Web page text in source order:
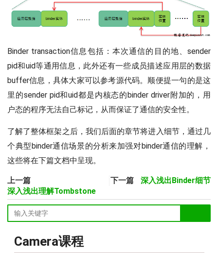
Binder transaction信息包括：本次通信的目的地、sender
pid和uid等通用信息，此外还有一些成员描述应用层的数据
buffer信息，具体大家可以参考源代码。顺便提一句的是这
里的sender pid和uid都是内核态的binder driver附加的，用
户态的程序无法自己标记，从而保证了通信的安全性。
了解了整体框架之后，我们后面的章节将进入细节，通过几
个典型binder通信场景的分析来加强对binder通信的理解，
这些将在下篇文档中呈现。
上一篇
深入浅出理解Tombstone
下一篇 深入浅出Binder细节
Camera课程